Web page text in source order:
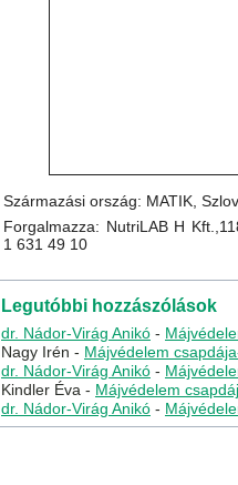
Származási ország: MATIK,
Forgalmazza: NutriLAB H
1 631 49 10
Legutóbbi hozzászólások
dr. Nádor-Virág Anikó -
Nagy Irén - Májvédelem
dr. Nádor-Virág Anikó -
Kindler Éva - Májvédelem
dr. Nádor-Virág Anikó -